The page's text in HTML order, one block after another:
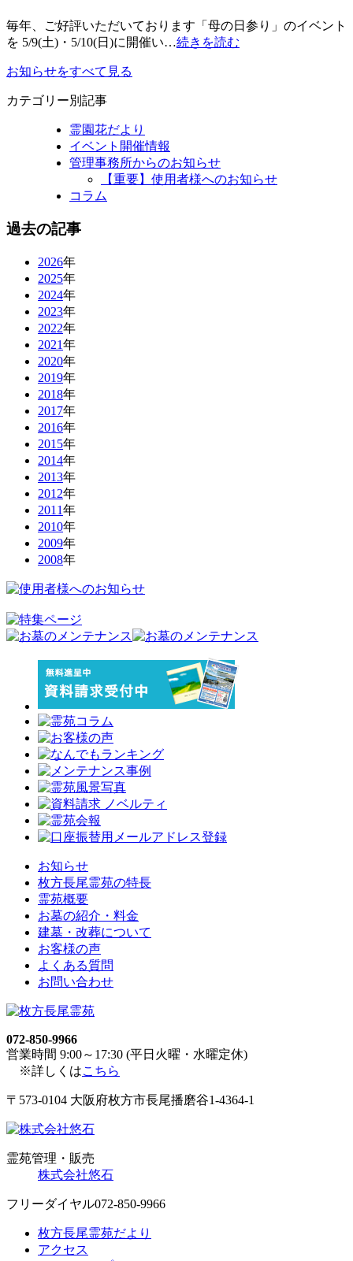
毎年、ご好評いただいております「母の日参り」のイベント
を 5/9(土)・5/10(日)に開催い…続きを読む
お知らせをすべて見る
カテゴリー別記事
霊園花だより
イベント開催情報
管理事務所からのお知らせ
【重要】使用者様へのお知らせ
コラム
過去の記事
2026年
2025年
2024年
2023年
2022年
2021年
2020年
2019年
2018年
2017年
2016年
2015年
2014年
2013年
2012年
2011年
2010年
2009年
2008年
お知らせ
枚方長尾霊苑の特長
霊苑概要
お墓の紹介・料金
建墓・改葬について
お客様の声
よくある質問
お問い合わせ
072-850-9966
営業時間 9:00～17:30 (平日火曜・水曜定休)
※詳しくはこちら
〒573-0104 大阪府枚方市長尾播磨谷1-4364-1
霊苑管理・販売
株式会社悠石
フリーダイヤル072-850-9966
枚方長尾霊苑だより
アクセス